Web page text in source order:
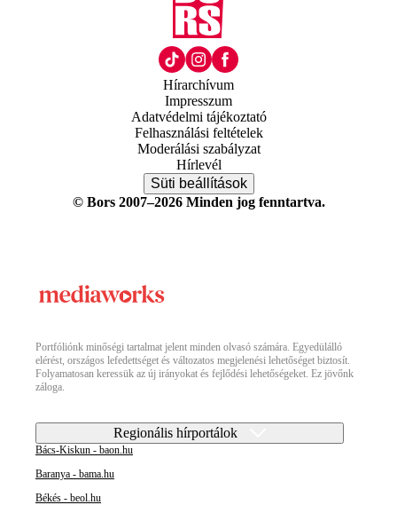
Hírarchívum
Impresszum
Adatvédelmi tájékoztató
Felhasználási feltételek
Moderálási szabályzat
Hírlevél
Süti beállítások
© Bors 2007–2026 Minden jog fenntartva.
Portfóliónk minőségi tartalmat jelent minden olvasó számára. Egyedülálló
elérést, országos lefedettséget és változatos megjelenési lehetőséget biztosít.
Folyamatosan keressük az új irányokat és fejlődési lehetőségeket. Ez jövőnk
záloga.
Regionális hírportálok
Bács-Kiskun - baon.hu
Baranya - bama.hu
Békés - beol.hu